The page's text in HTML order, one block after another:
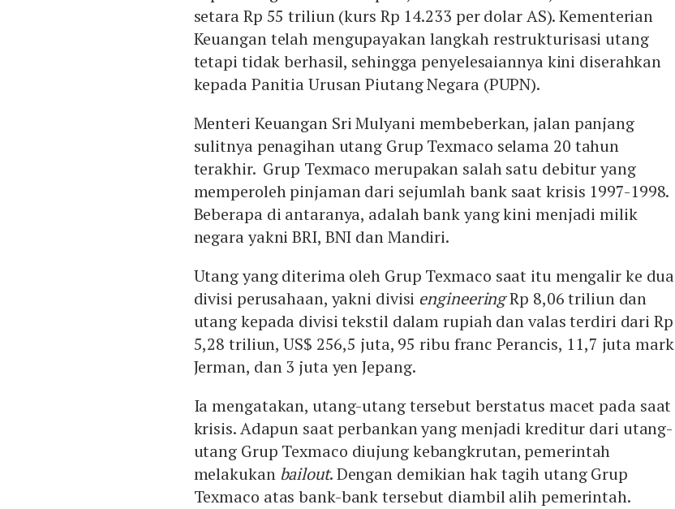
setara Rp 55 triliun (kurs Rp 14.233 per dolar AS). Kementerian
Keuangan telah mengupayakan langkah restrukturisasi utang
tetapi tidak berhasil, sehingga penyelesaiannya kini diserahkan
kepada Panitia Urusan Piutang Negara (PUPN).
Menteri Keuangan Sri Mulyani membeberkan, jalan panjang
sulitnya penagihan utang Grup Texmaco selama 20 tahun
terakhir. Grup Texmaco merupakan salah satu debitur yang
memperoleh pinjaman dari sejumlah bank saat krisis 1997-1998.
Beberapa di antaranya, adalah bank yang kini menjadi milik
negara yakni BRI, BNI dan Mandiri.
Utang yang diterima oleh Grup Texmaco saat itu mengalir ke dua
divisi perusahaan, yakni divisi engineeringRp 8,06 triliun dan
utang kepada divisi tekstil dalam rupiah dan valas terdiri dari Rp
5,28 triliun, US$ 256,5 juta, 95 ribu franc Perancis, 11,7 juta mark
Jerman, dan 3 juta yen Jepang.
Ia mengatakan, utang-utang tersebut berstatus macet pada saat
krisis. Adapun saat perbankan yang menjadi kreditur dari utang-
utang Grup Texmaco diujung kebangkrutan, pemerintah
melakukan bailout. Dengan demikian hak tagih utang Grup
Texmaco atas bank-bank tersebut diambil alih pemerintah.